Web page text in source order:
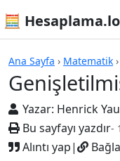
🧮
Ana Sayfa › Matematik ›
Yazar: Henrick Yau
Bu sayfayı yazdır-
Alıntı yap|
Hesap